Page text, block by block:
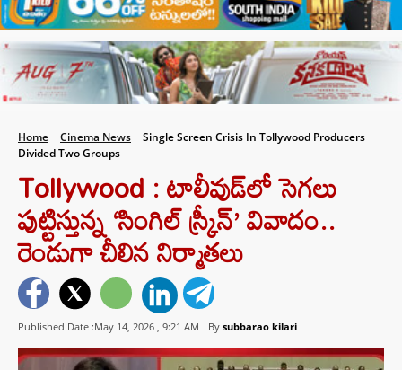
Home Cinema News
Single Screen Crisis In Tollywood Producers
Divided Two Groups
Tollywood : టాలీవుడ్‌లో సెగలు
పుట్టిస్తున్న ‘సింగిల్ స్క్రీన్’ వివాదం..
రెండుగా చీలిన నిర్మాతలు
Published Date :May 14, 2026 , 9:21 AM By subbarao kilari